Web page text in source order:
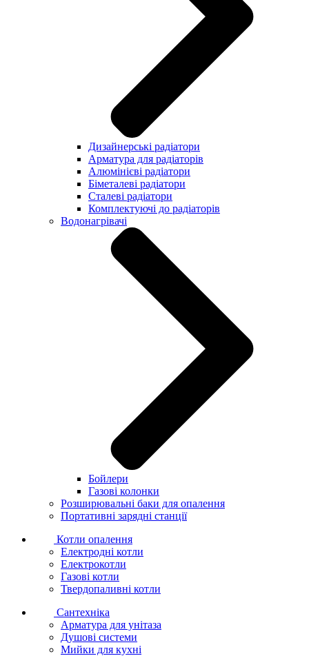
Дизайнерські радіатори
Арматура для радіаторів
Алюмінієві радіатори
Біметалеві радіатори
Сталеві радіатори
Комплектуючі до радіаторів
Водонагрівачі
Бойлери
Газові колонки
Розширювальні баки для опалення
Портативні зарядні станції
Котли опалення
Електродні котли
Електрокотли
Газові котли
Твердопаливні котли
Сантехніка
Арматура для унітаза
Душові системи
Мийки для кухні